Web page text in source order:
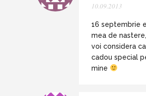
10.09.2013
16 septembrie
mea de
voi considera
cadou special
mine